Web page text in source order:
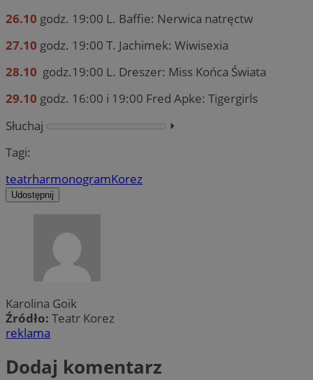
26.10 godz. 19:00 L. Baffie: Nerwica natręctw
27.10 godz. 19:00 T. Jachimek: Wiwisexia
28.10 godz.19:00 L. Dreszer: Miss Końca Świata
29.10 godz. 16:00 i 19:00 Fred Apke: Tigergirls
Słuchaj
⏵︎
Tagi:
teatrharmonogramKorez
Udostępnij
Karolina Goik
Źródło: Teatr Korez
reklama
Dodaj komentarz